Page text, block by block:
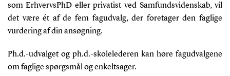
som ErhvervsPhD eller privatist ved Samfundsvidenskab, vil
det være ét af de fem fagudvalg, der foretager den faglige
vurdering af din ansøgning.
Ph.d.-udvalget og ph.d.-skolelederen kan høre fagudvalgene
om faglige spørgsmål og enkeltsager.